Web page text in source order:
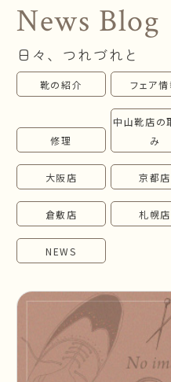
オン
お
follow
News Blog
日々、つれづれと
靴の紹介 フェア
修理
中山靴店の
み
大阪店 京都店
倉敷店 札幌店
NEWS